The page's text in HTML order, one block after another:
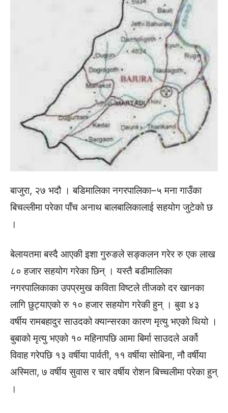
बाजुरा, २७ भदौ । बडिमालिका नगरपालिका–५ मना गाउँका
बिचल्लीमा परेका पाँच अनाथ बालबालिकालाई सहयोग जुटेको छ
।
बेलायतमा बस्दै आएकी इशा गुरुङले सङ्कलन गरेर रु एक लाख
८० हजार सहयोग गरेका छिन् । यस्तै बडीमालिका
नगरपालिकाका उपप्रमुख कविता विष्टले तीजको दर खानका
लागि छुट्याएको रु १० हजार सहयोग गरेकी हुन् । बुवा ४३
वर्षीय रामबहादुर साउदको क्यान्सरका कारण मृत्यु भएको थियो ।
बुबाको मृत्यु भएको १० महिनापछि आमा बिर्मा साउदले अर्को
विवाह गरेपछि १३ वर्षीया पार्वती, ११ वर्षीया सोबिना, नौ वर्षीया
अस्मिता, ७ वर्षीय सुवास र चार वर्षीय रोशन बिच्चलीमा परेका हुन्
।